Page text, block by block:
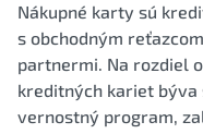
Nákupné karty sú
s obchodným
partnermi. Na rozdiel
kreditných kariet býva
vernostný program,